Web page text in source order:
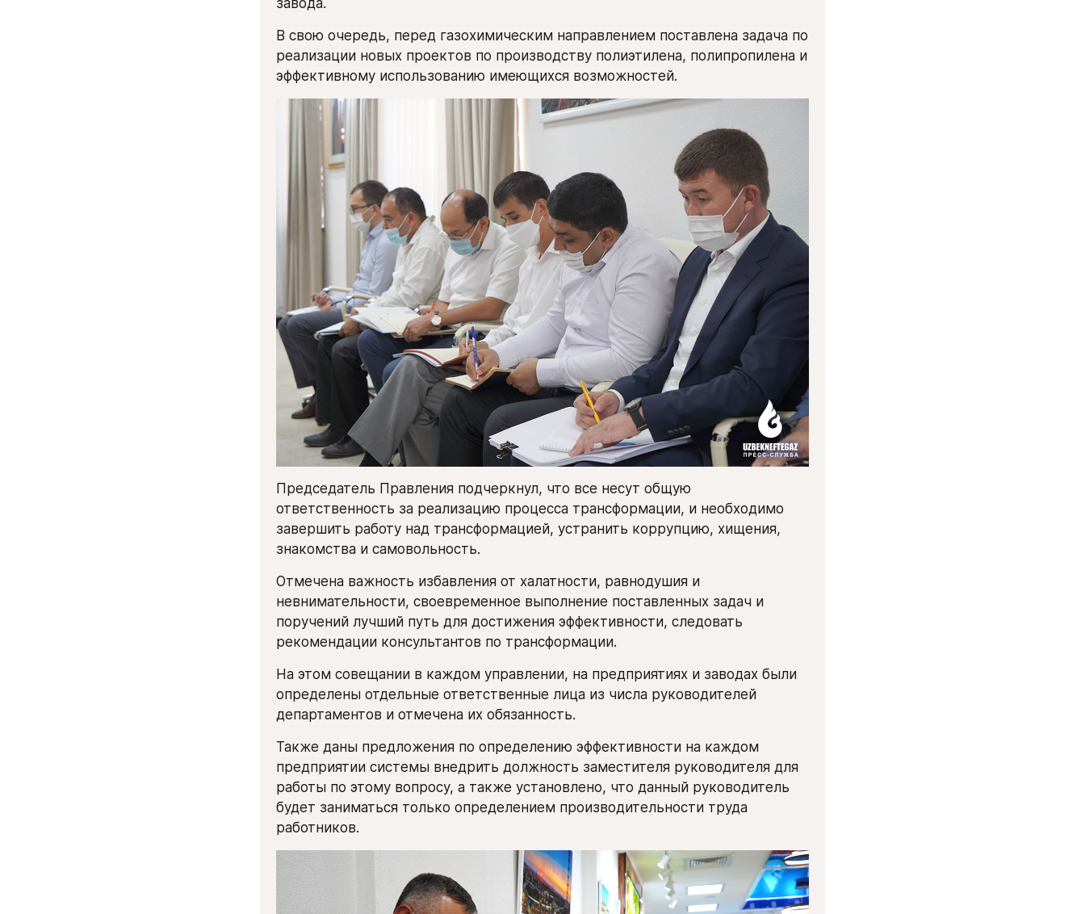
завода.
В свою очередь, перед газохимическим направлением поставлена задача по
реализации новых проектов по производству полиэтилена, полипропилена и
эффективному использованию имеющихся возможностей.
Председатель Правления подчеркнул, что все несут общую
ответственность за реализацию процесса трансформации, и необходимо
завершить работу над трансформацией, устранить коррупцию, хищения,
знакомства и самовольность.
Отмечена важность избавления от халатности, равнодушия и
невнимательности, своевременное выполнение поставленных задач и
поручений лучший путь для достижения эффективности, следовать
рекомендации консультантов по трансформации.
На этом совещании в каждом управлении, на предприятиях и заводах были
определены отдельные ответственные лица из числа руководителей
департаментов и отмечена их обязанность.
Также даны предложения по определению эффективности на каждом
предприятии системы внедрить должность заместителя руководителя для
работы по этому вопросу, а также установлено, что данный руководитель
будет заниматься только определением производительности труда
работников.